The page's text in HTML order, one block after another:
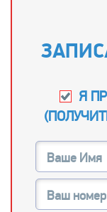
Я
(